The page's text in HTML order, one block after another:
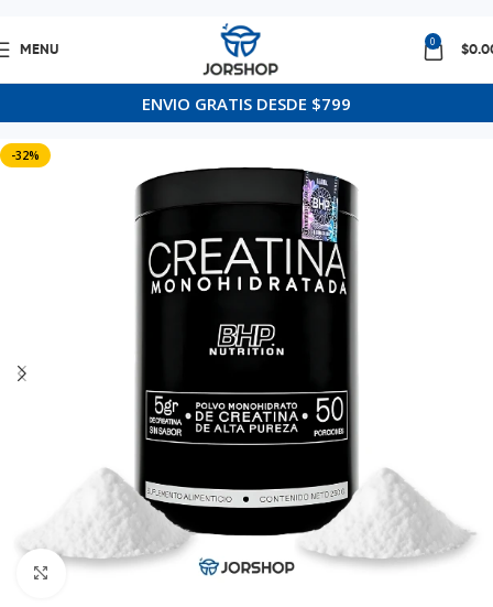
MENU
0
$
ENVIO GRATIS DESDE $799
-32%
Click to enlarge